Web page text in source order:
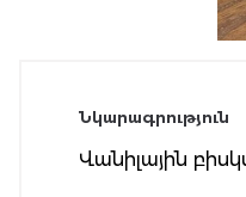
Նկարագրություն
Վանիլային